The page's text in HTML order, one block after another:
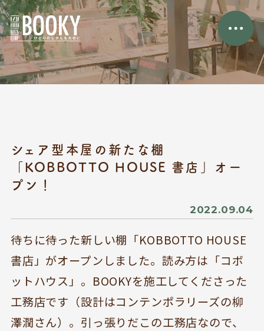
シェア型本屋の新たな棚
「KOBBOTTO HOUSE 書店」オー
プン！
2022.09.04
待ちに待った新しい棚「KOBBOTTO HOUSE
書店」がオープンしました。読み方は「コボ
ットハウス」。BOOKYを施工してくださった
工務店です（設計はコンテンポラリーズの柳
澤潤さん）。引っ張りだこの工務店なので、